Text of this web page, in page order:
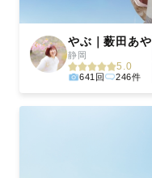
やぶ｜薮田あや
静岡
5.0
641回 246件